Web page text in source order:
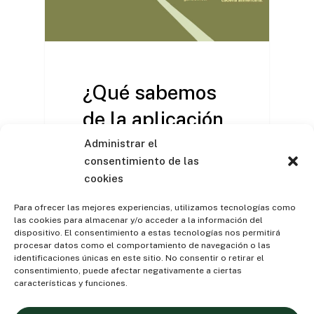
Administrar el
consentimiento de las
cookies
Para ofrecer las mejores experiencias, utilizamos tecnologías como
las cookies para almacenar y/o acceder a la información del
dispositivo. El consentimiento a estas tecnologías nos permitirá
procesar datos como el comportamiento de navegación o las
identificaciones únicas en este sitio. No consentir o retirar el
consentimiento, puede afectar negativamente a ciertas
características y funciones.
¿Qué sabemos
de la aplicación
de la Ley de la
Cadena
Alimentaria?
Por Javier Santacruz,
Economista y Analista
financiero - Jefe del Servicio
de Estudios del Institut…